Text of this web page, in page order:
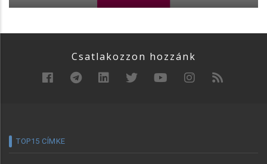
Csatlakozzon hozzánk
TOP15 CÍMKE